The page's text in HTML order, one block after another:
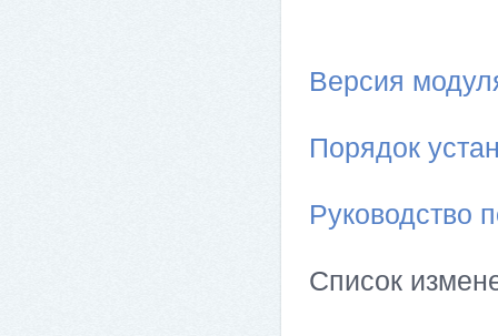
Версия
Порядок
Руководство
Список